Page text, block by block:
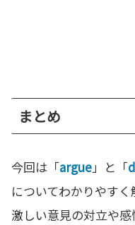
まとめ
今回は「argue」と「
についてわかりやす
激しい意見の対立や